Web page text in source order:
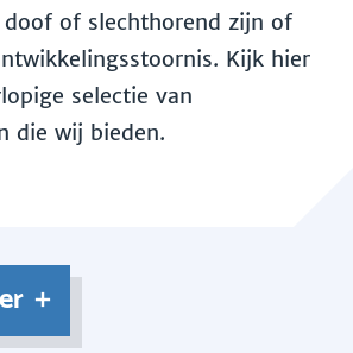
of slechthorend zijn of
Kijk hier
selectie van
die wij bieden.